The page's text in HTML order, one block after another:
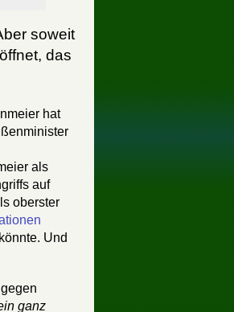
soweit
das
hat
als
auf
oberster
Und
ganz